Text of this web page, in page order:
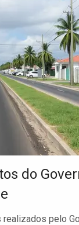
do
pelo